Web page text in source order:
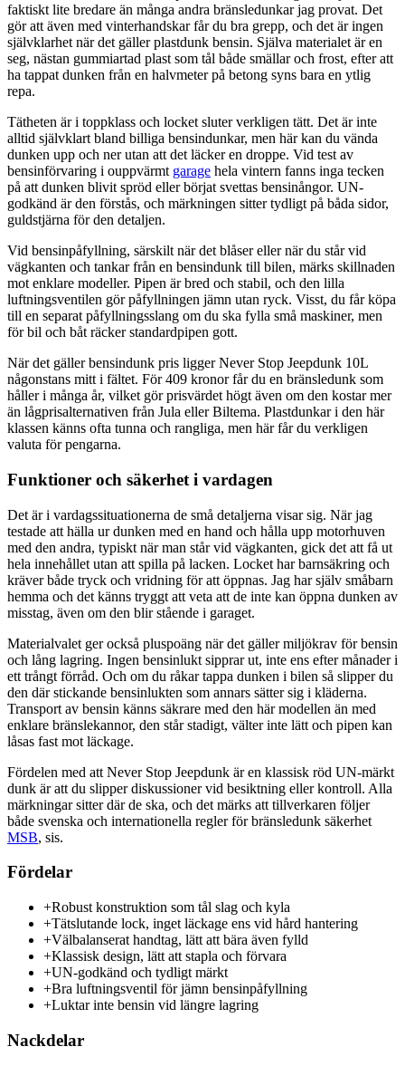
faktiskt lite bredare än många andra bränsledunkar jag provat. Det
gör att även med vinterhandskar får du bra grepp, och det är ingen
självklarhet när det gäller plastdunk bensin. Själva materialet är en
seg, nästan gummiartad plast som tål både smällar och frost, efter att
ha tappat dunken från en halvmeter på betong syns bara en ytlig
repa.
Tätheten är i toppklass och locket sluter verkligen tätt. Det är inte
alltid självklart bland billiga bensindunkar, men här kan du vända
dunken upp och ner utan att det läcker en droppe. Vid test av
bensinförvaring i ouppvärmt garage hela vintern fanns inga tecken
på att dunken blivit spröd eller börjat svettas bensinångor. UN-
godkänd är den förstås, och märkningen sitter tydligt på båda sidor,
guldstjärna för den detaljen.
Vid bensinpåfyllning, särskilt när det blåser eller när du står vid
vägkanten och tankar från en bensindunk till bilen, märks skillnaden
mot enklare modeller. Pipen är bred och stabil, och den lilla
luftningsventilen gör påfyllningen jämn utan ryck. Visst, du får köpa
till en separat påfyllningsslang om du ska fylla små maskiner, men
för bil och båt räcker standardpipen gott.
När det gäller bensindunk pris ligger Never Stop Jeepdunk 10L
någonstans mitt i fältet. För 409 kronor får du en bränsledunk som
håller i många år, vilket gör prisvärdet högt även om den kostar mer
än lågprisalternativen från Jula eller Biltema. Plastdunkar i den här
klassen känns ofta tunna och rangliga, men här får du verkligen
valuta för pengarna.
Funktioner och säkerhet i vardagen
Det är i vardagssituationerna de små detaljerna visar sig. När jag
testade att hälla ur dunken med en hand och hålla upp motorhuven
med den andra, typiskt när man står vid vägkanten, gick det att få ut
hela innehållet utan att spilla på lacken. Locket har barnsäkring och
kräver både tryck och vridning för att öppnas. Jag har själv småbarn
hemma och det känns tryggt att veta att de inte kan öppna dunken av
misstag, även om den blir stående i garaget.
Materialvalet ger också pluspoäng när det gäller miljökrav för bensin
och lång lagring. Ingen bensinlukt sipprar ut, inte ens efter månader i
ett trångt förråd. Och om du råkar tappa dunken i bilen så slipper du
den där stickande bensinlukten som annars sätter sig i kläderna.
Transport av bensin känns säkrare med den här modellen än med
enklare bränslekannor, den står stadigt, välter inte lätt och pipen kan
låsas fast mot läckage.
Fördelen med att Never Stop Jeepdunk är en klassisk röd UN-märkt
dunk är att du slipper diskussioner vid besiktning eller kontroll. Alla
märkningar sitter där de ska, och det märks att tillverkaren följer
både svenska och internationella regler för bränsledunk säkerhet
MSB, sis.
Fördelar
+Robust konstruktion som tål slag och kyla
+Tätslutande lock, inget läckage ens vid hård hantering
+Välbalanserat handtag, lätt att bära även fylld
+Klassisk design, lätt att stapla och förvara
+UN-godkänd och tydligt märkt
+Bra luftningsventil för jämn bensinpåfyllning
+Luktar inte bensin vid längre lagring
Nackdelar